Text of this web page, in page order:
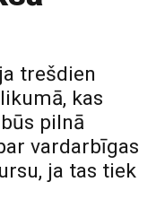
trešdien
kas
pilnā
vardarbīgas
ja tas tiek